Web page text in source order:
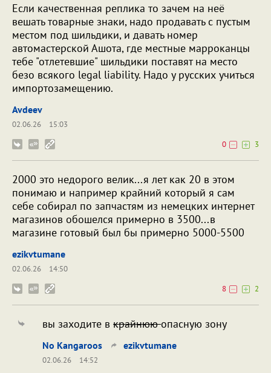
Если качественная реплика то зачем на неё
вешать товарные знаки, надо продавать с пустым
местом под шильдики, и давать номер
автомастерской Ашота, где местные марроканцы
тебе "отлетевшие" шильдики поставят на место
безо всякого legal liability. Надо у русских учиться
импортозамещению.
Avdeev
02.06.26
15:03
0
3
2000 это недорого велик...я лет как 20 в этом
понимаю и например крайний который я сам
себе собирал по запчастям из немецких интернет
магазинов обошелся примерно в 3500...в
магазине готовый был бы примерно 5000-5500
ezikvtumane
02.06.26
14:50
8
2
вы заходите в крайнююопасную зону
No Kangaroos ezikvtumane
02.06.26
14:52